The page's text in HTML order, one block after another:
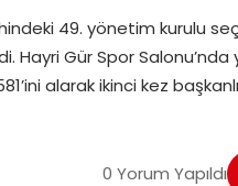
49. yönetim kurulu
Gür Spor Salonu’nda
alarak ikinci kez
0 Yorum Yapıldı